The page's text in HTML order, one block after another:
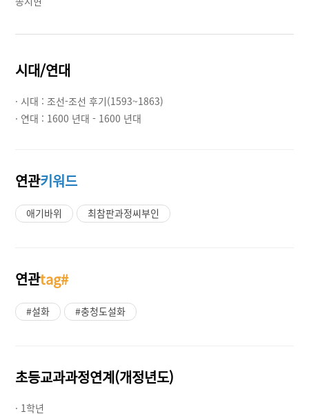
시대/연대
· 시대 : 조선-조선 후기(1593~1863)
· 연대 : 1600 년대 - 1600 년대
연관키워드
애기바위 최참판과정씨부인
연관tag#
#설화 #충청도설화
초등교과과정연계(개정년도)
· 1학년